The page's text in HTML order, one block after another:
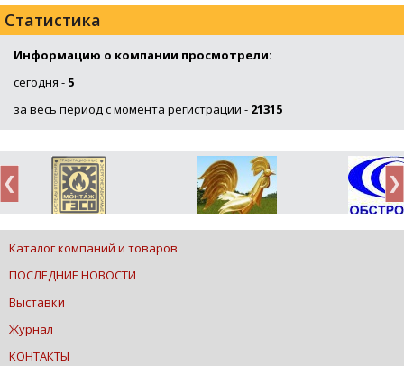
Статистика
Информацию о компании просмотрели:
сегодня - 5
за весь период с момента регистрации - 21315
Каталог компаний и товаров
ПОСЛЕДНИЕ НОВОСТИ
Выставки
Журнал
КОНТАКТЫ